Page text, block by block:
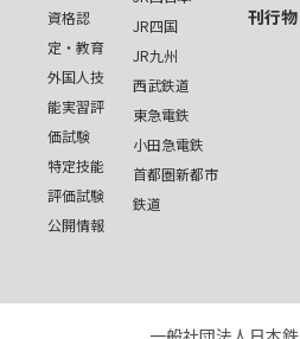
資格認
定・教育
外国人技
能実習評
価試験
特定技能
評価試験
公開情報
JR四国
JR九州
西武鉄道
東急電鉄
小田急電鉄
首都圏新都市
鉄道
刊行物